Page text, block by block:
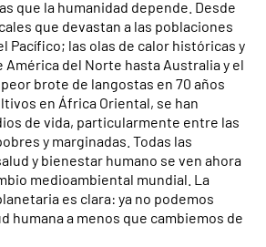
que la humanidad depende. Desde
que devastan a las poblaciones
Pacífico; las olas de calor históricas y
del Norte hasta Australia y el
brote de langostas en 70 años
en África Oriental, se han
de vida, particularmente entre las
y marginadas. Todas las
y bienestar humano se ven ahora
medioambiental mundial. La
es clara: ya no podemos
humana a menos que cambiemos de